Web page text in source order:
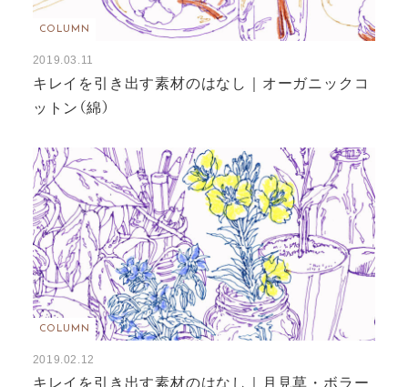
COLUMN
2019.03.11
キレイを引き出す素材のはなし｜オーガニックコ
ットン（綿）
COLUMN
2019.02.12
キレイを引き出す素材のはなし｜月見草・ボラー